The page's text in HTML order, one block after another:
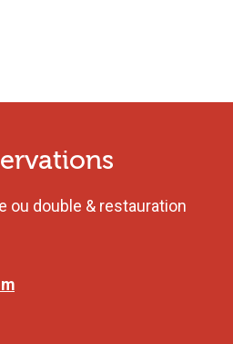
ou double & restauration